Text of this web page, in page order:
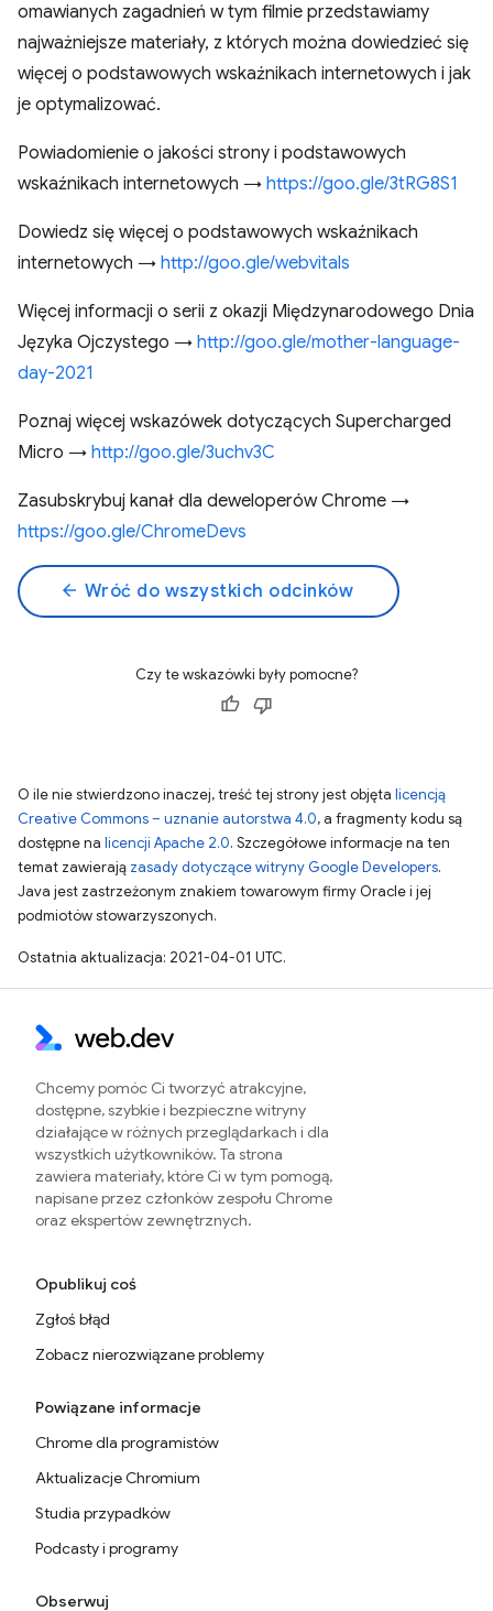
omawianych zagadnień w tym filmie przedstawiamy
najważniejsze materiały, z których można dowiedzieć się
więcej o podstawowych wskaźnikach internetowych i jak
je optymalizować.
Powiadomienie o jakości strony i podstawowych
wskaźnikach internetowych → https://goo.gle/3tRG8S1
Dowiedz się więcej o podstawowych wskaźnikach
internetowych → http://goo.gle/webvitals
Więcej informacji o serii z okazji Międzynarodowego Dnia
Języka Ojczystego → http://goo.gle/mother-language-
day-2021
Poznaj więcej wskazówek dotyczących Supercharged
Micro → http://goo.gle/3uchv3C
Zasubskrybuj kanał dla deweloperów Chrome →
https://goo.gle/ChromeDevs
arrow_back Wróć do wszystkich odcinków
Czy te wskazówki były pomocne?
O ile nie stwierdzono inaczej, treść tej strony jest objęta licencją
Creative Commons – uznanie autorstwa 4.0, a fragmenty kodu są
dostępne na licencji Apache 2.0. Szczegółowe informacje na ten
temat zawierają zasady dotyczące witryny Google Developers.
Java jest zastrzeżonym znakiem towarowym firmy Oracle i jej
podmiotów stowarzyszonych.
Ostatnia aktualizacja: 2021-04-01 UTC.
Chcemy pomóc Ci tworzyć atrakcyjne,
dostępne, szybkie i bezpieczne witryny
działające w różnych przeglądarkach i dla
wszystkich użytkowników. Ta strona
zawiera materiały, które Ci w tym pomogą,
napisane przez członków zespołu Chrome
oraz ekspertów zewnętrznych.
Opublikuj coś
Zgłoś błąd
Zobacz nierozwiązane problemy
Powiązane informacje
Chrome dla programistów
Aktualizacje Chromium
Studia przypadków
Podcasty i programy
Obserwuj